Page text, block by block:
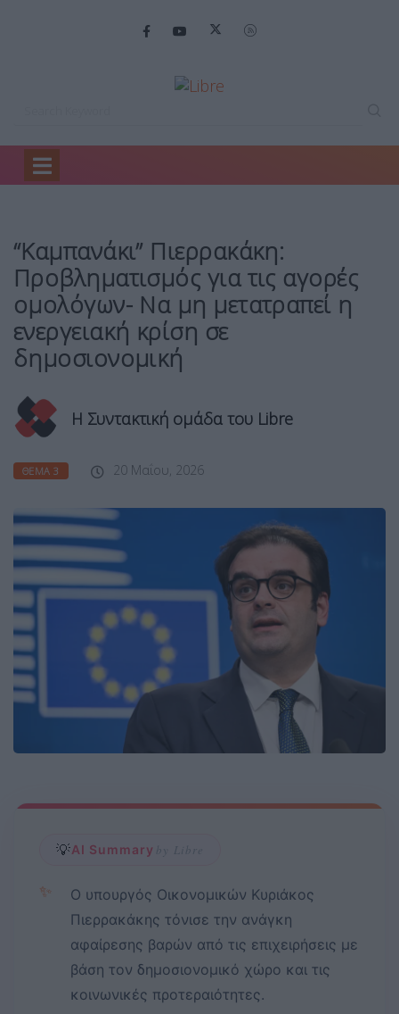
Home
“Καμπανάκι” Πιερρακάκη: Προβληματισμός…
“Καμπανάκι” Πιερρακάκη:
Προβληματισμός για τις αγορές
ομολόγων- Να μη μετατραπεί η
ενεργειακή κρίση σε
δημοσιονομική
Η Συντακτική ομάδα του Libre
ΘΈΜΑ 3 20 Μαΐου, 2026
💡AI Summary by Libre
✨
Ο υπουργός Οικονομικών Κυριάκος
Πιερρακάκης τόνισε την ανάγκη
αφαίρεσης βαρών από τις επιχειρήσεις με
βάση τον δημοσιονομικό χώρο και τις
κοινωνικές προτεραιότητες.